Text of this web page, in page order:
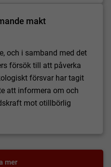
makt
och i samband med det
försök till att påverka
försvar har tagit
att informera om och
mot otillbörlig
mer